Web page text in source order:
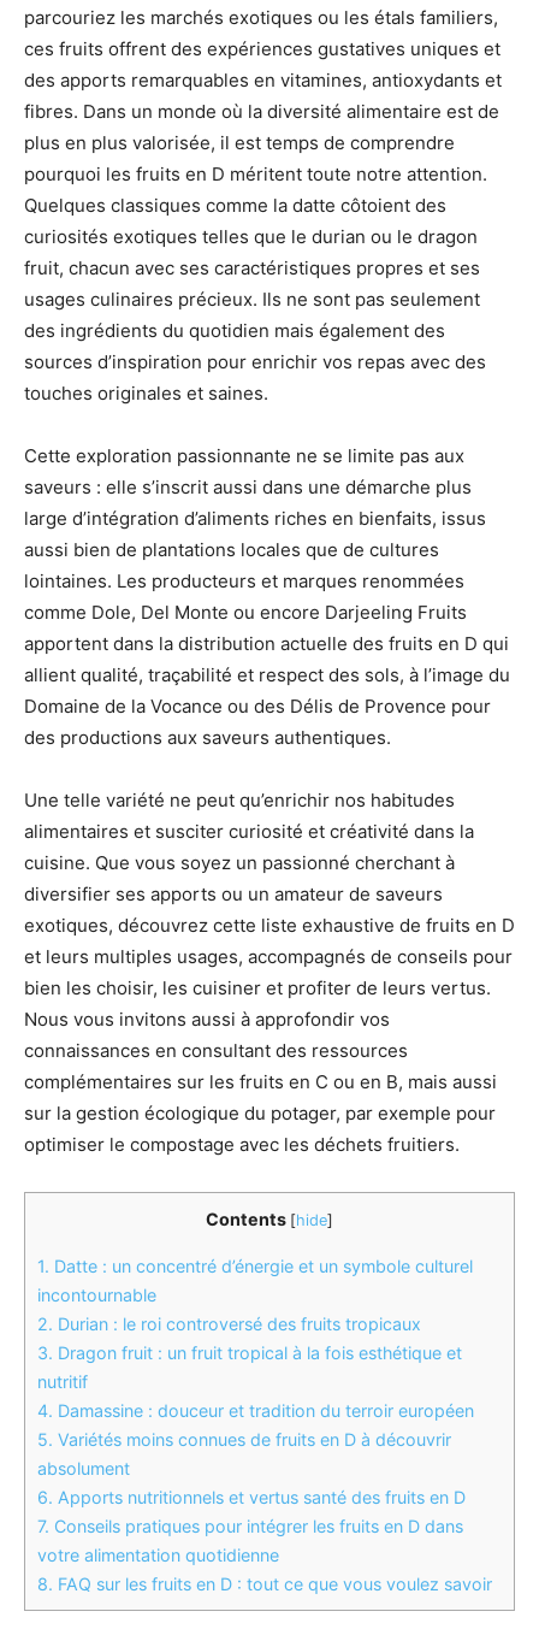
parcouriez les marchés exotiques ou les étals familiers,
ces fruits offrent des expériences gustatives uniques et
des apports remarquables en vitamines, antioxydants et
fibres. Dans un monde où la diversité alimentaire est de
plus en plus valorisée, il est temps de comprendre
pourquoi les fruits en D méritent toute notre attention.
Quelques classiques comme la datte côtoient des
curiosités exotiques telles que le durian ou le dragon
fruit, chacun avec ses caractéristiques propres et ses
usages culinaires précieux. Ils ne sont pas seulement
des ingrédients du quotidien mais également des
sources d’inspiration pour enrichir vos repas avec des
touches originales et saines.
Cette exploration passionnante ne se limite pas aux
saveurs : elle s’inscrit aussi dans une démarche plus
large d’intégration d’aliments riches en bienfaits, issus
aussi bien de plantations locales que de cultures
lointaines. Les producteurs et marques renommées
comme Dole, Del Monte ou encore Darjeeling Fruits
apportent dans la distribution actuelle des fruits en D qui
allient qualité, traçabilité et respect des sols, à l’image du
Domaine de la Vocance ou des Délis de Provence pour
des productions aux saveurs authentiques.
Une telle variété ne peut qu’enrichir nos habitudes
alimentaires et susciter curiosité et créativité dans la
cuisine. Que vous soyez un passionné cherchant à
diversifier ses apports ou un amateur de saveurs
exotiques, découvrez cette liste exhaustive de fruits en D
et leurs multiples usages, accompagnés de conseils pour
bien les choisir, les cuisiner et profiter de leurs vertus.
Nous vous invitons aussi à approfondir vos
connaissances en consultant des ressources
complémentaires sur les fruits en C ou en B, mais aussi
sur la gestion écologique du potager, par exemple pour
optimiser le compostage avec les déchets fruitiers.
Contents [hide]
1. Datte : un concentré d’énergie et un symbole culturel
incontournable
2. Durian : le roi controversé des fruits tropicaux
3. Dragon fruit : un fruit tropical à la fois esthétique et
nutritif
4. Damassine : douceur et tradition du terroir européen
5. Variétés moins connues de fruits en D à découvrir
absolument
6. Apports nutritionnels et vertus santé des fruits en D
7. Conseils pratiques pour intégrer les fruits en D dans
votre alimentation quotidienne
8. FAQ sur les fruits en D : tout ce que vous voulez savoir